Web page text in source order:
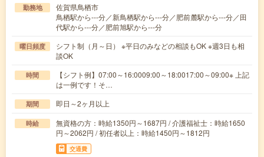
勤務地
佐賀県鳥栖市
鳥栖駅から---分／新鳥栖駅から---分／肥前麓駅から---分／田
代駅から---分／肥前旭駅から---分
曜日頻度
シフト制（月～日） ※平日のみなどの相談もOK ※週3日も相
談OK
時間
【シフト例】07:00～16:0009:00～18:0017:00～09:00※ 上記
は一例です！そ…
期間 即日～2ヶ月以上
時給
無資格の方：時給1350円～1687円 / 介護福祉士：時給1650
円～2062円 / 初任者以上：時給1450円～1812円
交通費